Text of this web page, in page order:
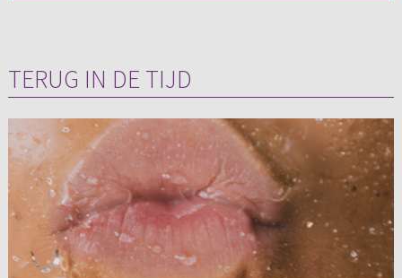
TERUG IN DE TIJD